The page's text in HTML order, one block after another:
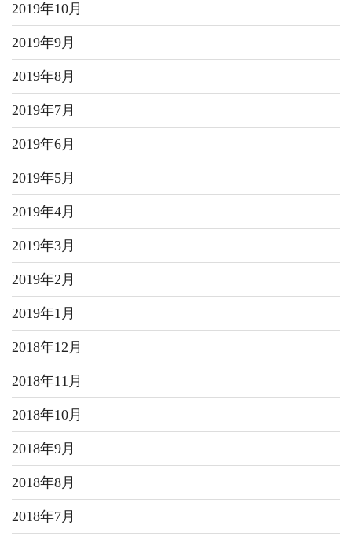
2019年10月
2019年9月
2019年8月
2019年7月
2019年6月
2019年5月
2019年4月
2019年3月
2019年2月
2019年1月
2018年12月
2018年11月
2018年10月
2018年9月
2018年8月
2018年7月